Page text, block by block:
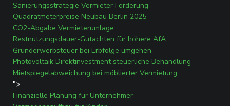
Sanierungsstrategie Vermieter Förderung
Quadratmeterpreise Neubau Berlin 2025
CO2-Abgabe Vermieterumlage
Restnutzungsdauer-Gutachten für höhere AfA
Grunderwerbsteuer bei Erbfolge umgehen
Photovoltaik Direktinvestment steuerliche Behandlung
Mietspiegelabweichung bei möblierter Vermietung
">
Finanzielle Planung für Unternehmer